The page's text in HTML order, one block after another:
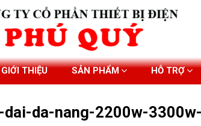
GIỚI THIỆU SẢN PHẨM HỖ TRỢ
dai-da-nang-2200w-